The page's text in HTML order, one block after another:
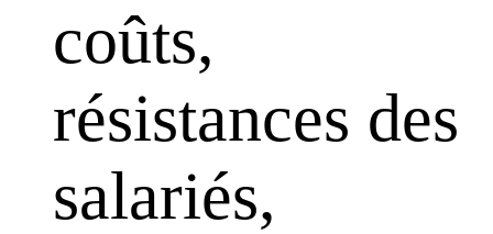
coûts,
résistances des
salariés,